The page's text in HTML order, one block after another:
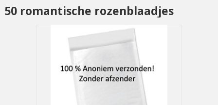
50 romantische rozenblaadjes